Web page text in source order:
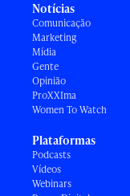
Notícias
Comunicação
Marketing
Mídia
Gente
Opinião
ProXXIma
Women To Watch
Plataformas
Podcasts
Vídeos
Webinars